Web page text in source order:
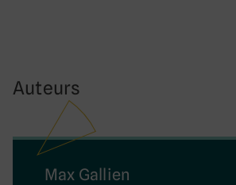
Auteurs
Max Gallien